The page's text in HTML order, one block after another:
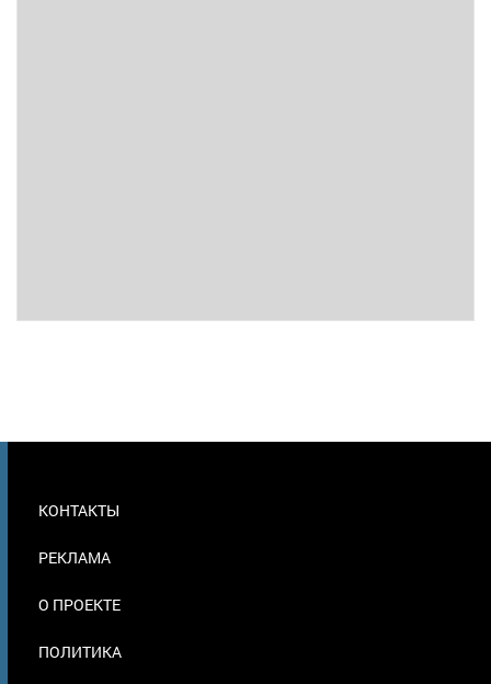
В
КОНТАКТЫ
РЕКЛАМА
О ПРОЕКТЕ
ПОЛИТИКА